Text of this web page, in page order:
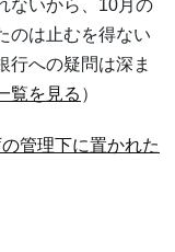
ないから、10月の
のは止むを得ない
行への疑問は深ま
覧を見る ）
管理下に置かれた